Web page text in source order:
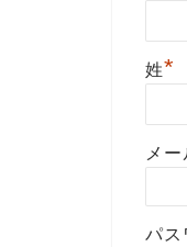
姓*
メー
パス